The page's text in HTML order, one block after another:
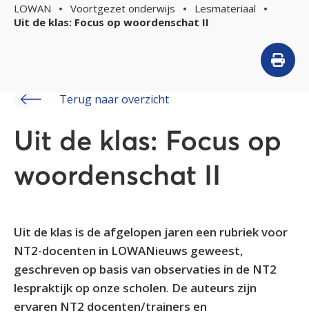
LOWAN Voortgezet onderwijs
Lesmateriaal
Uit de klas: Focus op woordenschat II
Terug naar overzicht
Uit de klas: Focus op
woordenschat II
Uit de klas is de afgelopen jaren een rubriek voor
NT2-docenten in LOWANieuws geweest,
geschreven op basis van observaties in de NT2
lespraktijk op onze scholen. De auteurs zijn
ervaren NT2 docenten/trainers en